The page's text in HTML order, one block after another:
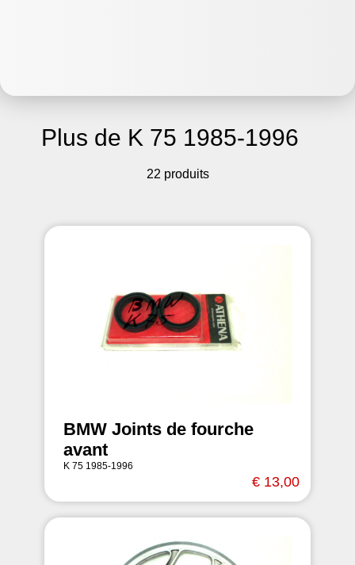
Plus de K 75 1985-1996
22 produits
BMW Joints de fourche
avant
K 75 1985-1996
€ 13,00